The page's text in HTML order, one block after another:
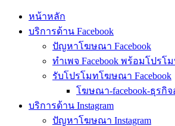
หน้าหลัก
บริการด้าน Facebook
ปัญหาโฆษณา Facebook
ทำเพจ Facebook พร้อมโปร
รับโปรโมทโฆษณา Facebook
โฆษณา-facebook-ธุรกิ
บริการด้าน Instagram
ปัญหาโฆษณา Instagram